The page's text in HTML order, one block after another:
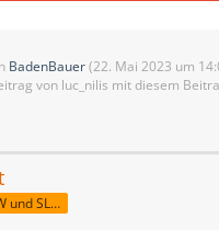
BadenBauer(22. Mai 2023 um
von luc_nilis mit diesem
Ingamer bei MW und SLM